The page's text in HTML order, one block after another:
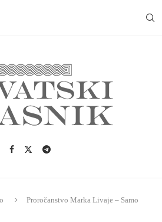
Proročanstvo Marka Livaje – Samo